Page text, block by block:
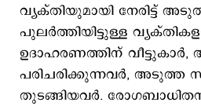
വ്യക്തിയുമായി നേരിട്ട്
പുലർത്തിയിട്ടുള്ള
ഉദാഹരണത്തിന് വീട്ടുകാർ,
പരിചരിക്കുന്നവർ, അടുത്ത
തുടങ്ങിയവർ.